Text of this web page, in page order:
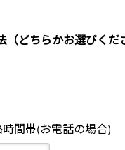
（どちらかお選びくだ
間帯(お電話の場合)